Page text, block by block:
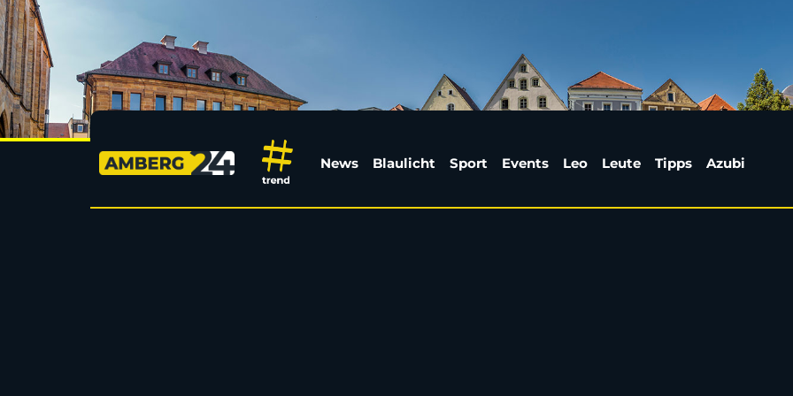
Geh- und Radweg am Kaiser-Ludwig-Ring
News Blaulicht Sport Events Leo Leute Tipps Azubi